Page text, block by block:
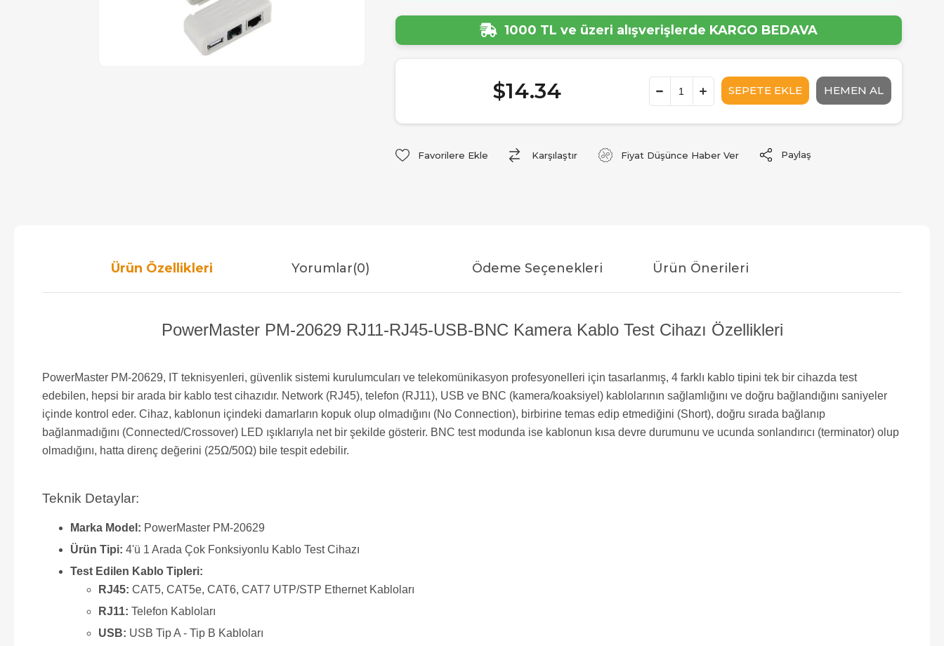
1000 TL ve üzeri alışverişlerde KARGO BEDAVA
$14.34
Favorilere Ekle Karşılaştır Fiyat Düşünce Haber Ver Paylaş
Ürün Özellikleri Yorumlar(0) Ödeme Seçenekleri Ürün Önerileri
PowerMaster PM-20629 RJ11-RJ45-USB-BNC Kamera Kablo Test Cihazı Özellikleri
PowerMaster PM-20629, IT teknisyenleri, güvenlik sistemi kurulumcuları ve telekomünikasyon profesyonelleri için tasarlanmış, 4 farklı kablo tipini tek bir cihazda test
edebilen, hepsi bir arada bir kablo test cihazıdır. Network (RJ45), telefon (RJ11), USB ve BNC (kamera/koaksiyel) kablolarının sağlamlığını ve doğru bağlandığını saniyeler
içinde kontrol eder. Cihaz, kablonun içindeki damarların kopuk olup olmadığını (No Connection), birbirine temas edip etmediğini (Short), doğru sırada bağlanıp
bağlanmadığını (Connected/Crossover) LED ışıklarıyla net bir şekilde gösterir. BNC test modunda ise kablonun kısa devre durumunu ve ucunda sonlandırıcı (terminator) olup
olmadığını, hatta direnç değerini (25Ω/50Ω) bile tespit edebilir.
Teknik Detaylar:
Marka Model: PowerMaster PM-20629
Ürün Tipi: 4'ü 1 Arada Çok Fonksiyonlu Kablo Test Cihazı
Test Edilen Kablo Tipleri:
RJ45: CAT5, CAT5e, CAT6, CAT7 UTP/STP Ethernet Kabloları
RJ11: Telefon Kabloları
USB: USB Tip A - Tip B Kabloları